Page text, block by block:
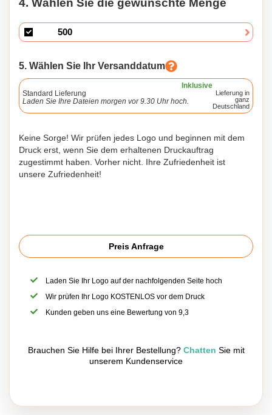
4. Wählen Sie die gewünschte Menge
5. Wählen Sie Ihr Versanddatum
Inklusive
Standard Lieferung
Laden Sie Ihre Dateien morgen vor 9.30 Uhr hoch.
Lieferung in
ganz
Deutschland
Keine Sorge! Wir prüfen jedes Logo und beginnen mit dem
Druck erst, wenn Sie dem erhaltenen Druckauftrag
zugestimmt haben. Vorher nicht. Ihre Zufriedenheit ist
unsere Zufriedenheit!
Preis Anfrage
Laden Sie Ihr Logo auf der nachfolgenden Seite hoch
Wir prüfen Ihr Logo KOSTENLOS vor dem Druck
Kunden geben uns eine Bewertung von 9,3
Brauchen Sie Hilfe bei Ihrer Bestellung? Chatten Sie mit
unserem Kundenservice